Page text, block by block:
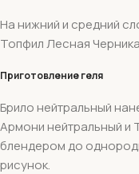
На нижний и средний
Топфил Лесная
Приготовление геля
Брило нейтральный
Армони нейтральный и
блендером до
рисунок.